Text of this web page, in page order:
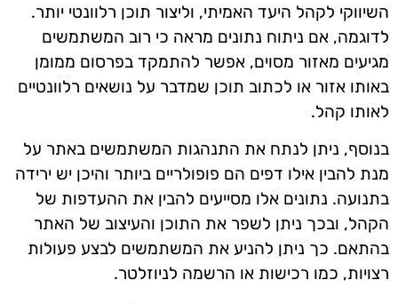
השיווקי לקהל היעד האמיתי, וליצור תוכן רלוונטי יותר.
לדוגמה, אם ניתוח נתונים מראה כי רוב המשתמשים
מגיעים מאזור מסוים, אפשר להתמקד בפרסום ממומן
באותו אזור או לכתוב תוכן שמדבר על נושאים רלוונטיים
לאותו קהל.
בנוסף, ניתן לנתח את התנהגות המשתמשים באתר על
מנת להבין אילו דפים הם פופולריים ביותר והיכן יש ירידה
בתנועה. נתונים אלו מסייעים להבין את ההעדפות של
הקהל, ובכך ניתן לשפר את התוכן והעיצוב של האתר
בהתאם. כך ניתן להניע את המשתמשים לבצע פעולות
רצויות, כמו רכישות או הרשמה לניוזלטר.